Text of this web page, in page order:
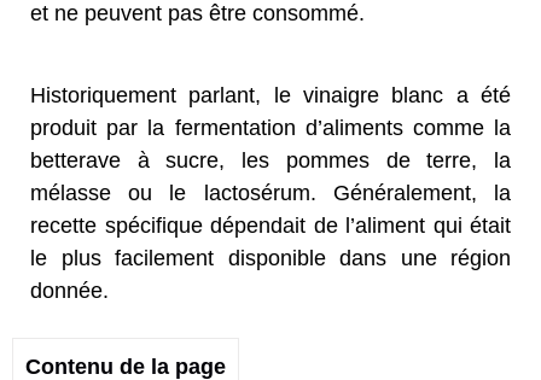
et ne peuvent pas être consommé.
Historiquement parlant, le vinaigre blanc a été
produit par la fermentation d’aliments comme la
betterave à sucre, les pommes de terre, la
mélasse ou le lactosérum. Généralement, la
recette spécifique dépendait de l’aliment qui était
le plus facilement disponible dans une région
donnée.
Contenu de la page